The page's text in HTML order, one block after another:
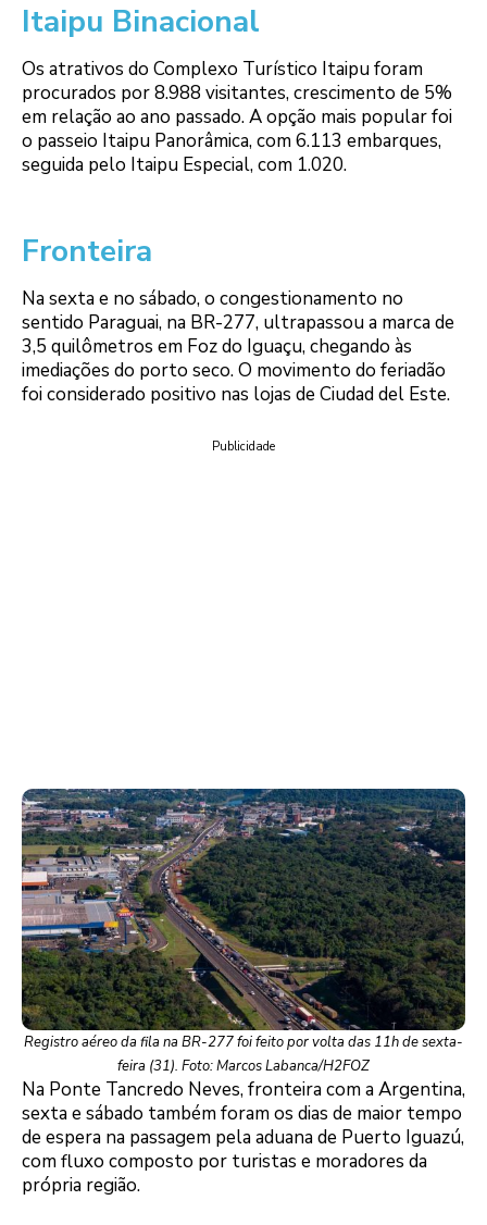
Itaipu Binacional
Os atrativos do Complexo Turístico Itaipu foram
procurados por 8.988 visitantes, crescimento de 5%
em relação ao ano passado. A opção mais popular foi
o passeio Itaipu Panorâmica, com 6.113 embarques,
seguida pelo Itaipu Especial, com 1.020.
Fronteira
Na sexta e no sábado, o congestionamento no
sentido Paraguai, na BR-277, ultrapassou a marca de
3,5 quilômetros em Foz do Iguaçu, chegando às
imediações do porto seco. O movimento do feriadão
foi considerado positivo nas lojas de Ciudad del Este.
Publicidade
Registro aéreo da fila na BR-277 foi feito por volta das 11h de sexta-
feira (31). Foto: Marcos Labanca/H2FOZ
Na Ponte Tancredo Neves, fronteira com a Argentina,
sexta e sábado também foram os dias de maior tempo
de espera na passagem pela aduana de Puerto Iguazú,
com fluxo composto por turistas e moradores da
própria região.